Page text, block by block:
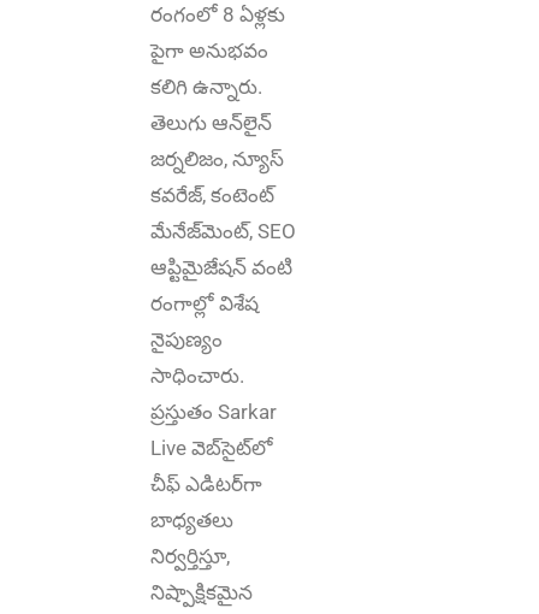
రంగంలో 8 ఏళ్లకు
పైగా అనుభ‌వం
కలిగి ఉన్నారు.
తెలుగు ఆన్‌లైన్‌
జర్నలిజం, న్యూస్
కవరేజ్‌, కంటెంట్
మేనేజ్‌మెంట్‌, SEO
ఆప్టిమైజేషన్‌ వంటి
రంగాల్లో విశేష
నైపుణ్యం
సాధించారు.
ప్రస్తుతం Sarkar
Live వెబ్‌సైట్‌లో
చీఫ్ ఎడిటర్‌గా
బాధ్యతలు
నిర్వర్తిస్తూ,
నిష్పాక్షికమైన